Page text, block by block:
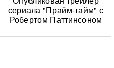
сериала "Прайм-тайм" с
Робертом Паттинсоном